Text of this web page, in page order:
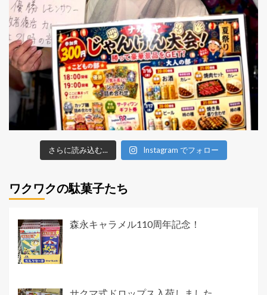
さらに読み込む... Instagram でフォロー
ワクワクの駄菓子たち
森永キャラメル110周年記念！